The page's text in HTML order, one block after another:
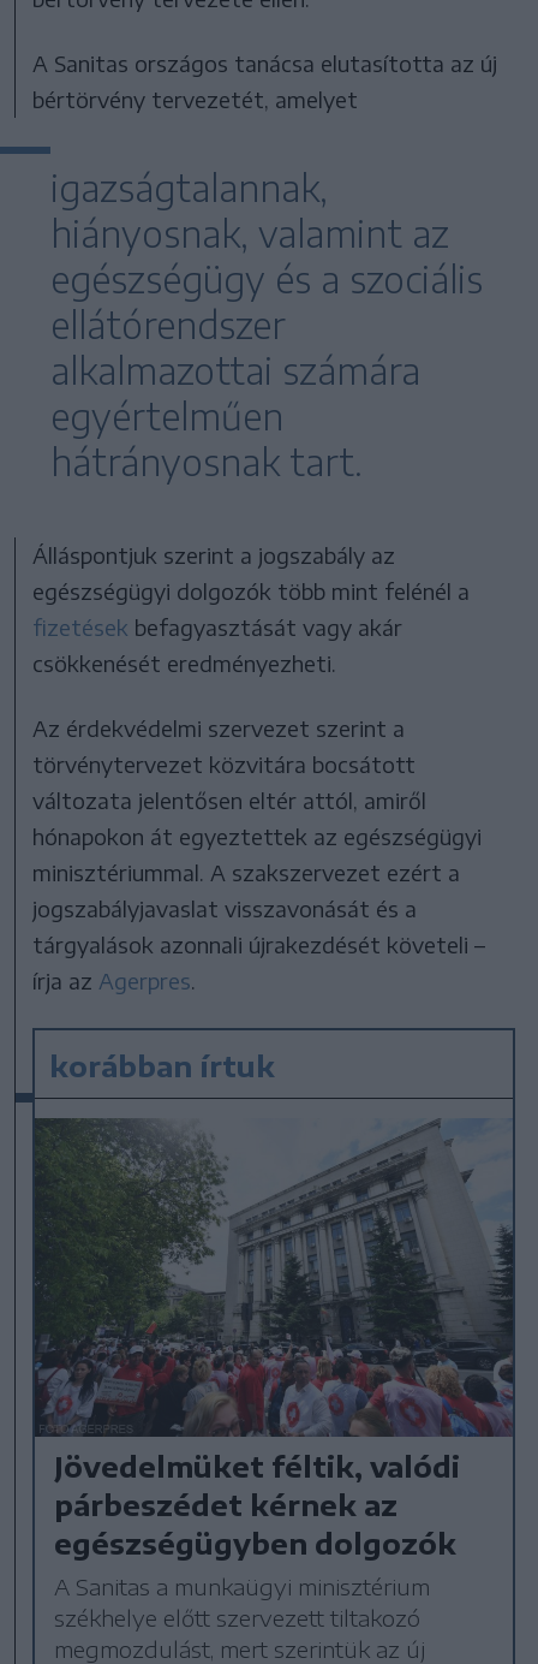
A Sanitas országos tanácsa elutasította az új
bértörvény tervezetét, amelyet
igazságtalannak,
hiányosnak, valamint az
egészségügy és a szociális
ellátórendszer
alkalmazottai számára
egyértelműen
hátrányosnak tart.
Álláspontjuk szerint a jogszabály az
egészségügyi dolgozók több mint felénél a
fizetések befagyasztását vagy akár
csökkenését eredményezheti.
Az érdekvédelmi szervezet szerint a
törvénytervezet közvitára bocsátott
változata jelentősen eltér attól, amiről
hónapokon át egyeztettek az egészségügyi
minisztériummal. A szakszervezet ezért a
jogszabályjavaslat visszavonását és a
tárgyalások azonnali újrakezdését követeli –
írja az Agerpres.
korábban írtuk
Jövedelmüket féltik, valódi
párbeszédet kérnek az
egészségügyben dolgozók
A Sanitas a munkaügyi minisztérium
székhelye előtt szervezett tiltakozó
megmozdulást, mert szerintük az új